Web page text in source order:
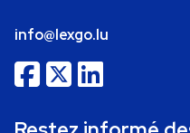
info@lexgo.lu